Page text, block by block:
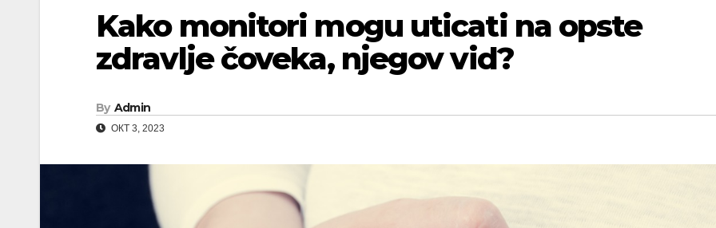
Kako monitori mogu uticati na opste
zdravlje čoveka, njegov vid?
By Admin
ОКТ 3, 2023